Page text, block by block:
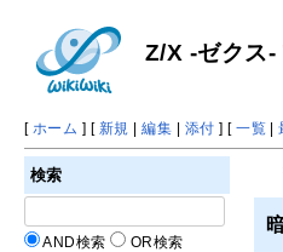
Z/X -ゼクス
[ ホーム ] [ 新規 |編集 | 添付 ] [一覧 |
検索
AND検索 OR検索